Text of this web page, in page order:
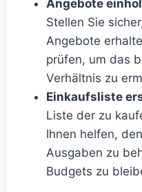
Angebote
Stellen Sie
Angebote
prüfen, um das
Verhältnis zu
Einkaufsliste
Liste der zu
Ihnen helfen,
Ausgaben zu
Budgets zu